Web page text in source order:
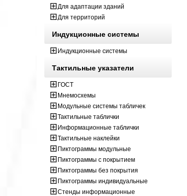
Для адаптации зданий
Для территорий
Индукционные системы
Индукционные системы
Тактильные указатели
ГОСТ
Мнемосхемы
Модульные системы табличек
Тактильные таблички
Информационные таблички
Тактильные наклейки
Пиктограммы модульные
Пиктограммы с покрытием
Пиктограммы без покрытия
Пиктограммы индивидуальные
Стенды информационные